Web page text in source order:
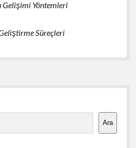
Yöntemleri
Geliştirme Süreçleri
Ara